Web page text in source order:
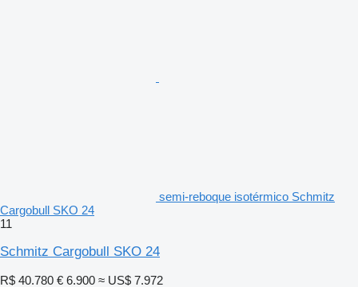
semi-reboque isotérmico Schmitz
Cargobull SKO 24
11
Schmitz Cargobull SKO 24
R$ 40.780 € 6.900 ≈ US$ 7.972